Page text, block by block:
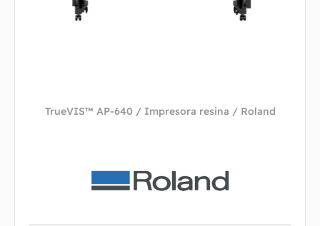
TrueVIS™ AP-640 / Impresora resina / Roland